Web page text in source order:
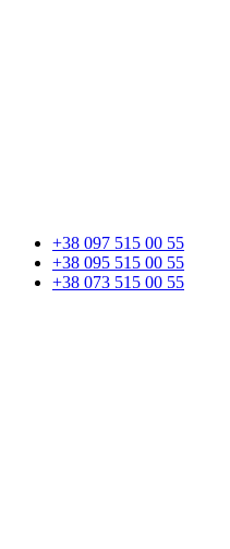
+38 097 515 00 55
+38 095 515 00 55
+38 073 515 00 55